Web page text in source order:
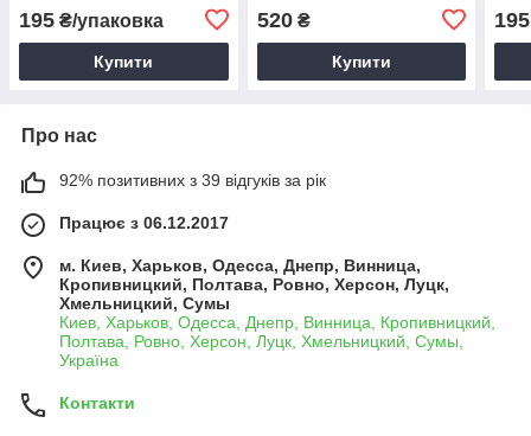
195 ₴/упаковка
Купити
520₴
Купити
195
Про нас
92% позитивних з 39 відгуків за рік
Працює з 06.12.2017
м. Киев, Харьков, Одесса, Днепр, Винница,
Кропивницкий, Полтава, Ровно, Херсон, Луцк,
Хмельницкий, Сумы
Киев, Харьков, Одесса, Днепр, Винница, Кропивницкий,
Полтава, Ровно, Херсон, Луцк, Хмельницкий, Сумы,
Україна
Контакти